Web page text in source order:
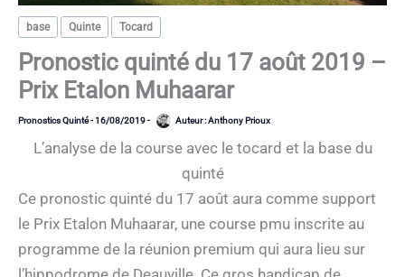
base Quinte Tocard
Pronostic quinté du 17 août 2019 –
Prix Etalon Muhaarar
Pronostics Quinté-16/08/2019- Auteur :Anthony Prioux
L’analyse de la course avec le tocard et la base du
quinté
Ce pronostic quinté du 17 août aura comme support
le Prix Etalon Muhaarar, une course pmu inscrite au
programme de la réunion premium qui aura lieu sur